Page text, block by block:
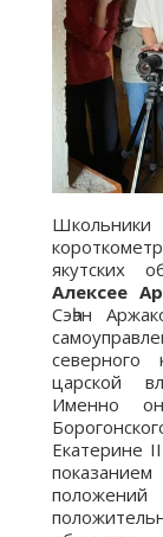
якутских
Алексее
Сэһэн
царской
Именно
Екатерине